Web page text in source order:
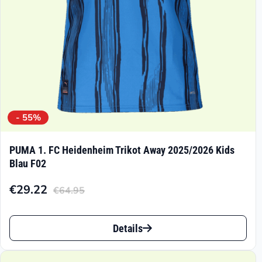
Produktseite
- 55%
PUMA 1. FC Heidenheim Trikot Away 2025/2026 Kids
Blau F02
€64.95
Ursprünglicher
Preis
€64.95
€29.22
Aktueller
Preis
€29.22.
Dieses
Produkt
Details